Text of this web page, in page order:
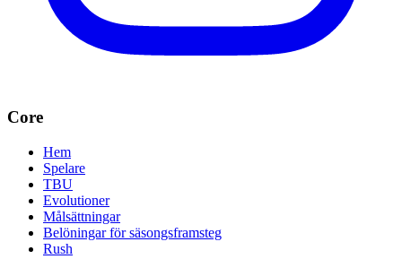
Core
Hem
Spelare
TBU
Evolutioner
Målsättningar
Belöningar för säsongsframsteg
Rush